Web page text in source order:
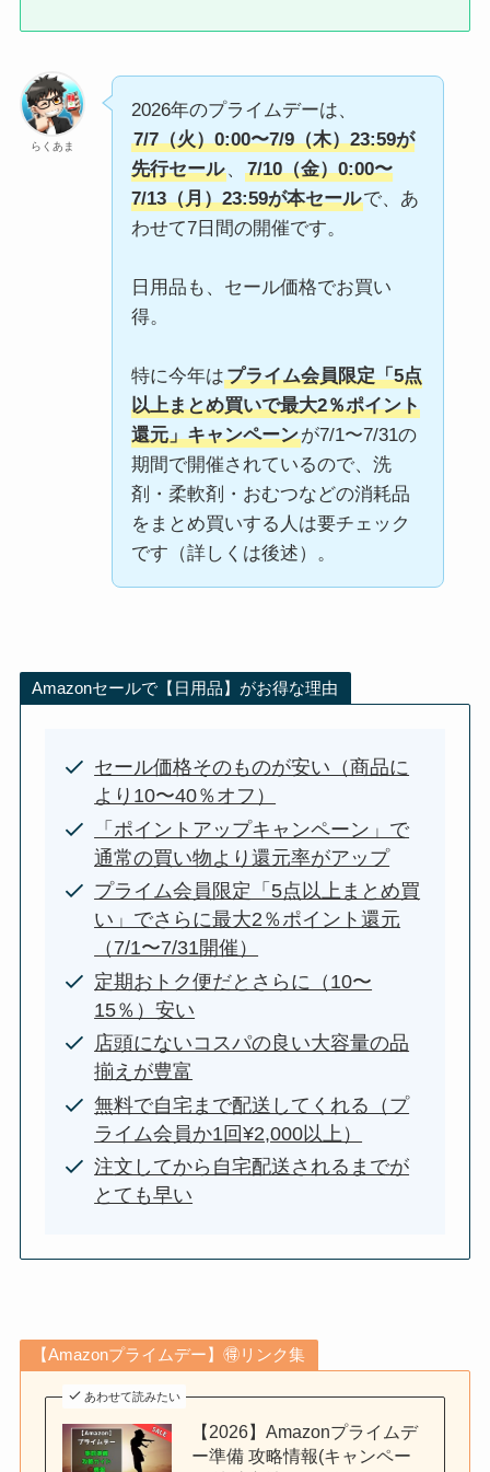
らくあま
2026年のプライムデーは、
7/7（火）0:00〜7/9（木）23:59が
先行セール、
7/10（金）0:00〜
7/13（月）23:59が本セールで、あ
わせて7日間の開催です。
日用品も、セール価格でお買い
得。
特に今年はプライム会員限定「5点
以上まとめ買いで最大2％ポイント
還元」キャンペーンが7/1〜7/31の
期間で開催されているので、洗
剤・柔軟剤・おむつなどの消耗品
をまとめ買いする人は要チェック
です（詳しくは後述）。
Amazonセールで【日用品】がお得な理由
セール価格そのものが安い（商品に
より10〜40％オフ）
「ポイントアップキャンペーン」で
通常の買い物より還元率がアップ
プライム会員限定「5点以上まとめ買
い」でさらに最大2％ポイント還元
（7/1〜7/31開催）
定期おトク便だとさらに（10〜
15％）安い
店頭にないコスパの良い大容量の品
揃えが豊富
無料で自宅まで配送してくれる（プ
ライム会員か1回¥2,000以上）
注文してから自宅配送されるまでが
とても早い
【Amazonプライムデー】🉐リンク集
あわせて読みたい
【2026】Amazonプライムデ
ー準備 攻略情報(キャンペー